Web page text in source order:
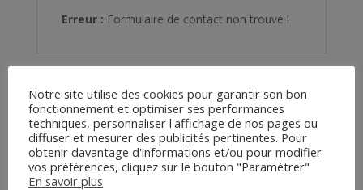
Erreur : Formulaire de contact non trouvé !
Produits similaires
Notre site utilise des cookies pour garantir son bon
fonctionnement et optimiser ses performances
techniques, personnaliser l'affichage de nos pages ou
diffuser et mesurer des publicités pertinentes. Pour
obtenir davantage d'informations et/ou pour modifier
vos préférences, cliquez sur le bouton "Paramétrer"
En savoir plus